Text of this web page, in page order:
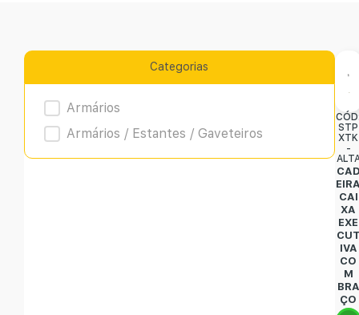
Categorias
Product Archive
Armários
Armários / Estantes / Gaveteiros
STP
XTK
-
CAI
XA
EXE
IVA
CO
M
BRA
ÇO